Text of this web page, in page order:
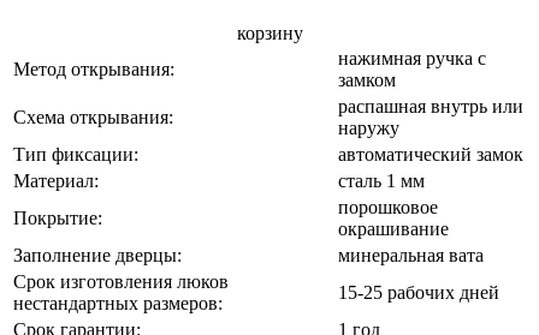
корзину
Метод открывания:
нажимная ручка с
замком
Схема открывания:
распашная внутрь или
наружу
Тип фиксации:
автоматический замок
Материал:
сталь 1 мм
Покрытие:
порошковое
окрашивание
Заполнение дверцы:
минеральная вата
Срок изготовления люков
нестандартных размеров:
15-25 рабочих дней
Срок гарантии:
1 год